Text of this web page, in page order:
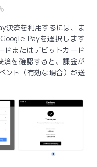
決済を利用するには、ま
Payを選択します
またはデビットカード
を確認すると、課金が
ント（有効な場合）が送